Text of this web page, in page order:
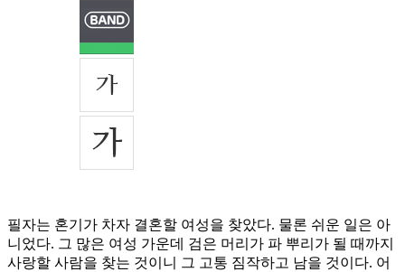
필자는 혼기가 차자 결혼할 여성을 찾았다. 물론 쉬운 일은 아
니었다. 그 많은 여성 가운데 검은 머리가 파 뿌리가 될 때까지
사랑할 사람을 찾는 것이니 그 고통 짐작하고 남을 것이다. 어